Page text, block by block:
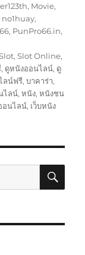
, Movie,
no1huay,
, PunPro66.in,
,Slot Online,
, ดูหนังออนไลน์, ดู
ลน์ฟรี,บาคาร่า,
ไลน์,หนัง,หนังชน
อนไลน์, เว็บหนัง
ค้น